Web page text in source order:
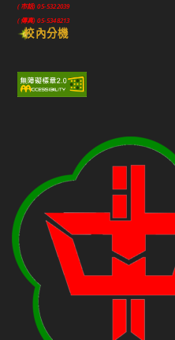
(市話) 05-5322039
(傳真) 05-5348213
校內分機